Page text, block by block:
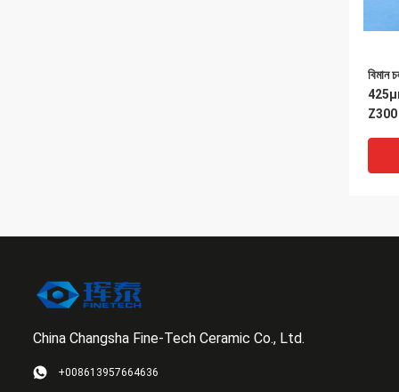
বিমান
Z300
China Changsha Fine-Tech Ceramic Co., Ltd.
+008613957664636